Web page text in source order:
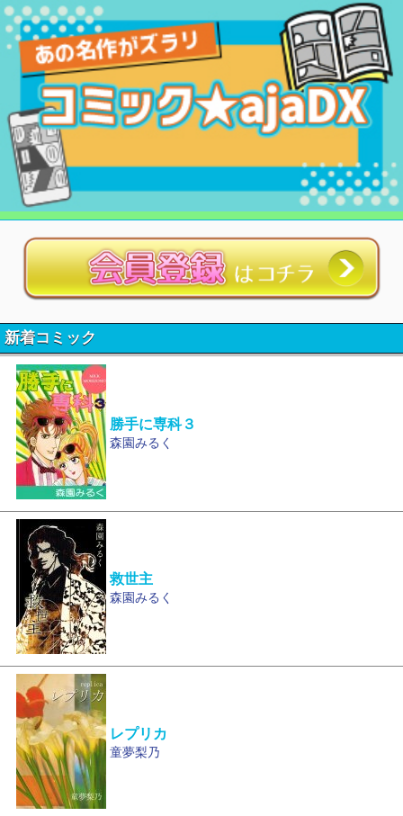
新着コミック
勝手に専科３
森園みるく
救世主
森園みるく
レプリカ
童夢梨乃